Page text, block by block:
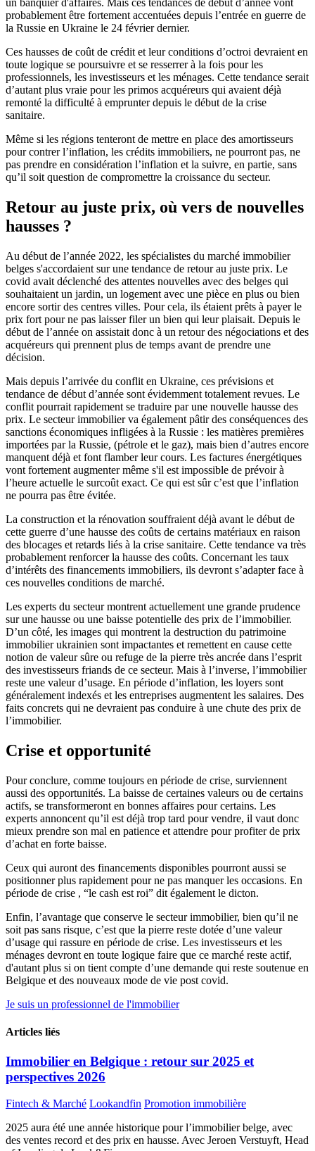
un banquier d'affaires. Mais ces tendances de début d’année vont
probablement être fortement accentuées depuis l’entrée en guerre de
la Russie en Ukraine le 24 février dernier.
Ces hausses de coût de crédit et leur conditions d’octroi devraient en
toute logique se poursuivre et se resserrer à la fois pour les
professionnels, les investisseurs et les ménages. Cette tendance serait
d’autant plus vraie pour les primos acquéreurs qui avaient déjà
remonté la difficulté à emprunter depuis le début de la crise
sanitaire.
Même si les régions tenteront de mettre en place des amortisseurs
pour contrer l’inflation, les crédits immobiliers, ne pourront pas, ne
pas prendre en considération l’inflation et la suivre, en partie, sans
qu’il soit question de compromettre la croissance du secteur.
Retour au juste prix, où vers de nouvelles
hausses ?
Au début de l’année 2022, les spécialistes du marché immobilier
belges s'accordaient sur une tendance de retour au juste prix. Le
covid avait déclenché des attentes nouvelles avec des belges qui
souhaitaient un jardin, un logement avec une pièce en plus ou bien
encore sortir des centres villes. Pour cela, ils étaient prêts à payer le
prix fort pour ne pas laisser filer un bien qui leur plaisait. Depuis le
début de l’année on assistait donc à un retour des négociations et des
acquéreurs qui prennent plus de temps avant de prendre une
décision.
Mais depuis l’arrivée du conflit en Ukraine, ces prévisions et
tendance de début d’année sont évidemment totalement revues. Le
conflit pourrait rapidement se traduire par une nouvelle hausse des
prix. Le secteur immobilier va également pâtir des conséquences des
sanctions économiques infligées à la Russie : les matières premières
importées par la Russie, (pétrole et le gaz), mais bien d’autres encore
manquent déjà et font flamber leur cours. Les factures énergétiques
vont fortement augmenter même s'il est impossible de prévoir à
l’heure actuelle le surcoût exact. Ce qui est sûr c’est que l’inflation
ne pourra pas être évitée.
La construction et la rénovation souffraient déjà avant le début de
cette guerre d’une hausse des coûts de certains matériaux en raison
des blocages et retards liés à la crise sanitaire. Cette tendance va très
probablement renforcer la hausse des coûts. Concernant les taux
d’intérêts des financements immobiliers, ils devront s’adapter face à
ces nouvelles conditions de marché.
Les experts du secteur montrent actuellement une grande prudence
sur une hausse ou une baisse potentielle des prix de l’immobilier.
D’un côté, les images qui montrent la destruction du patrimoine
immobilier ukrainien sont impactantes et remettent en cause cette
notion de valeur sûre ou refuge de la pierre très ancrée dans l’esprit
des investisseurs friands de ce secteur. Mais à l’inverse, l’immobilier
reste une valeur d’usage. En période d’inflation, les loyers sont
généralement indexés et les entreprises augmentent les salaires. Des
faits concrets qui ne devraient pas conduire à une chute des prix de
l’immobilier.
Crise et opportunité
Pour conclure, comme toujours en période de crise, surviennent
aussi des opportunités. La baisse de certaines valeurs ou de certains
actifs, se transformeront en bonnes affaires pour certains. Les
experts annoncent qu’il est déjà trop tard pour vendre, il vaut donc
mieux prendre son mal en patience et attendre pour profiter de prix
d’achat en forte baisse.
Ceux qui auront des financements disponibles pourront aussi se
positionner plus rapidement pour ne pas manquer les occasions. En
période de crise , “le cash est roi” dit également le dicton.
Enfin, l’avantage que conserve le secteur immobilier, bien qu’il ne
soit pas sans risque, c’est que la pierre reste dotée d’une valeur
d’usage qui rassure en période de crise. Les investisseurs et les
ménages devront en toute logique faire que ce marché reste actif,
d'autant plus si on tient compte d’une demande qui reste soutenue en
Belgique et des nouveaux mode de vie post covid.
Je suis un professionnel de l'immobilier
Articles liés
Immobilier en Belgique : retour sur 2025 et
perspectives 2026
Fintech & Marché Lookandfin Promotion immobilière
2025 aura été une année historique pour l’immobilier belge, avec
des ventes record et des prix en hausse. Avec Jeroen Verstuyft, Head